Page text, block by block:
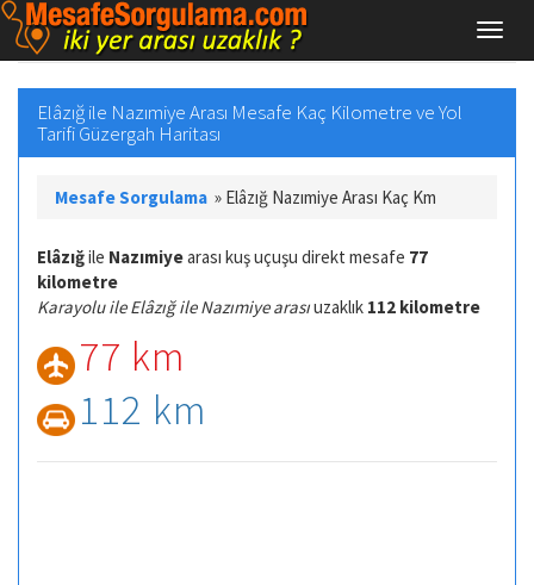
Elâzığ ile Nazımiye Arası Mesafe Kaç Kilometre ve Yol
Tarifi Güzergah Haritası
Mesafe Sorgulama » Elâzığ Nazımiye Arası Kaç Km
Elâzığile Nazımiyearası kuş uçuşu direkt mesafe 77
kilometre
Karayolu ile Elâzığ ile Nazımiye arasıuzaklık 112 kilometre
77 km
112 km